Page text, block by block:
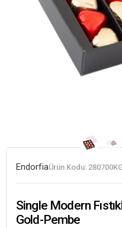
EndorfiaÜrün Kodu:
Single Modern
Gold-Pembe